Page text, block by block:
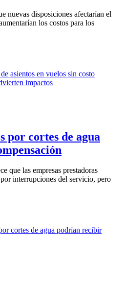
nuevas disposiciones afectarían el
los costos para los
por cortes de agua
que las empresas prestadoras
interrupciones del servicio, pero